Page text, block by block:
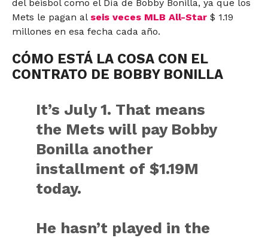
del béisbol como el Día de Bobby Bonilla, ya que los
Mets le pagan al seis veces MLB All-Star$ 1.19
millones en esa fecha cada año.
CÓMO ESTÁ LA COSA CON EL
CONTRATO DE BOBBY BONILLA
It’s July 1. That means
the Mets will pay Bobby
Bonilla another
installment of $1.19M
today.
He hasn’t played in the